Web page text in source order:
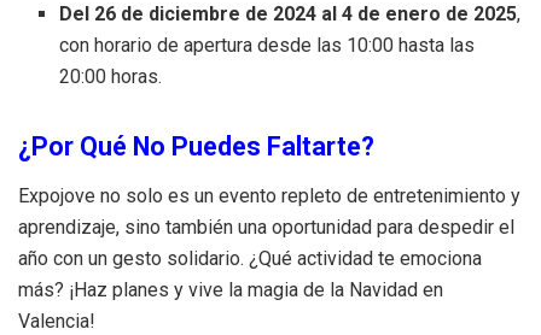
Del 26 de diciembre de 2024 al 4 de enero de 2025,
con horario de apertura desde las 10:00 hasta las
20:00 horas.
¿Por Qué No Puedes Faltarte?
Expojove no solo es un evento repleto de entretenimiento y
aprendizaje, sino también una oportunidad para despedir el
año con un gesto solidario. ¿Qué actividad te emociona
más? ¡Haz planes y vive la magia de la Navidad en
Valencia!